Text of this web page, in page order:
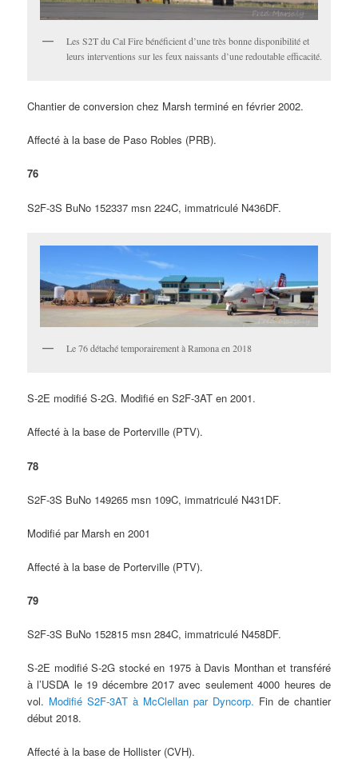
Les S2T du Cal Fire bénéficient d’une très bonne disponibilité et
leurs interventions sur les feux naissants d’une redoutable efficacité.
Chantier de conversion chez Marsh terminé en février 2002.
Affecté à la base de Paso Robles (PRB).
76
S2F-3S BuNo 152337 msn 224C, immatriculé N436DF.
Le 76 détaché temporairement à Ramona en 2018
S-2E modifié S-2G. Modifié en S2F-3AT en 2001.
Affecté à la base de Porterville (PTV).
78
S2F-3S BuNo 149265 msn 109C, immatriculé N431DF.
Modifié par Marsh en 2001
Affecté à la base de Porterville (PTV).
79
S2F-3S BuNo 152815 msn 284C, immatriculé N458DF.
S-2E modifié S-2G stocké en 1975 à Davis Monthan et transféré
à l’USDA le 19 décembre 2017 avec seulement 4000 heures de
vol. Modifié S2F-3AT à McClellan par Dyncorp. Fin de chantier
début 2018.
Affecté à la base de Hollister (CVH).